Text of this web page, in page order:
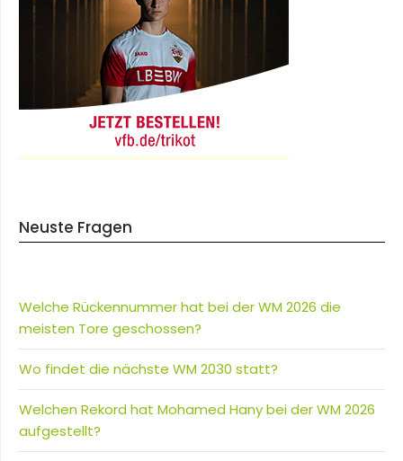
Neuste Fragen
Welche Rückennummer hat bei der WM 2026 die
meisten Tore geschossen?
Wo findet die nächste WM 2030 statt?
Welchen Rekord hat Mohamed Hany bei der WM 2026
aufgestellt?